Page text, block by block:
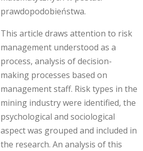
prawdopodobieństwa.
This article draws attention to risk
management understood as a
process, analysis of decision-
making processes based on
management staff. Risk types in the
mining industry were identified, the
psychological and sociological
aspect was grouped and included in
the research. An analysis of this